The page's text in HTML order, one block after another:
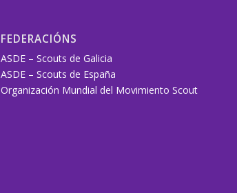
FEDERACIÓNS
ASDE – Scouts de Galicia
ASDE – Scouts de España
Organización Mundial del Movimiento Scout